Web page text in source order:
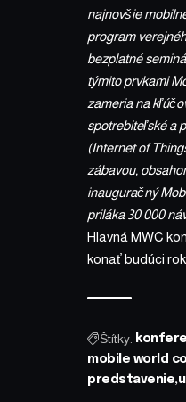
najnovšie
program
bezplatné
týmito prvkami
zameria na
spotrebiteľské a
(Internet of
zábavou,
inauguračný
priláka 30 000
Hlavná MWC
konať budúci rok
Štítky:
mobile world
predstavenie